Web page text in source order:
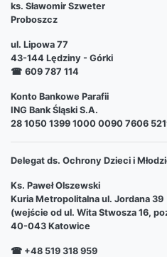
ks. Sławomir Szweter
Proboszcz
ul. Lipowa 77
43-144 Lędziny - Górki
☎ 609 787 114
Konto Bankowe Parafii
ING Bank Śląski S.A.
28 1050 1399 1000 0090 7606
Delegat ds. Ochrony Dzieci i
Ks. Paweł Olszewski
Kuria Metropolitalna ul. Jordana 39
(wejście od ul. Wita Stwosza 16,
40-043 Katowice
☎ +48 519 318 959